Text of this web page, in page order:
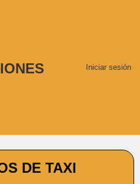
Iniciar sesión
DE TAXI